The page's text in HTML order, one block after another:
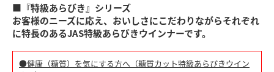
■『特級あらびき』シリーズ
お客様のニーズに応え、おいしさにこだわりながらそれぞれ
に特長のあるJAS特級あらびきウインナーです。
●健康（糖質）を気にする方へ（糖質カット特級あらびきウイン